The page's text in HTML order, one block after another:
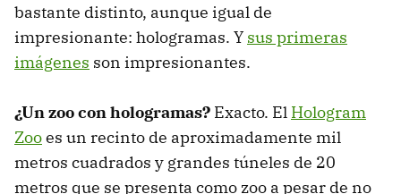
bastante distinto, aunque igual de
impresionante: hologramas. Y sus primeras
imágenes son impresionantes.
¿Un zoo con hologramas? Exacto. El Hologram
Zooes un recinto de aproximadamente mil
metros cuadrados y grandes túneles de 20
metros que se presenta como zoo a pesar de no